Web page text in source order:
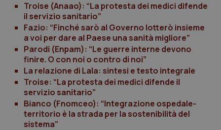
Sardegna
Sicilia
Toscana
Umbria
Valle D’Aosta
Malattia di Crohn & Rettocolite Ulcerosa
Neuroscienze & patologie neurodegenerative
Obesità
Oftalmologia
Oncodermatologia
Troise (Anaao): “La protesta dei medici difende
il servizio sanitario”
Fazio: “Finché sarò al Governo lotterò insieme
a voi per dare al Paese una sanità migliore”
Parodi (Enpam): “Le guerre interne devono
finire. O con noi o contro di noi”
La relazione di Lala: sintesi e testo integrale
Troise: “La protesta dei medici difende il
servizio sanitario”
Bianco (Fnomceo): “Integrazione ospedale-
territorio è la strada per la sostenibilità del
sistema”